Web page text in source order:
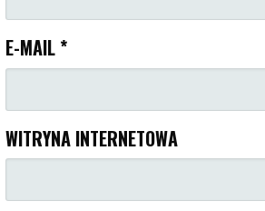
E-MAIL *
WITRYNA INTERNETOWA